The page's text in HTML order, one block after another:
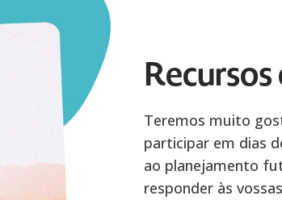
Teremos muito
participar em dias
ao planejamento
responder às